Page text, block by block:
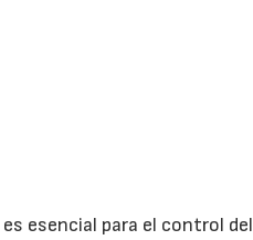
esencial para el control del